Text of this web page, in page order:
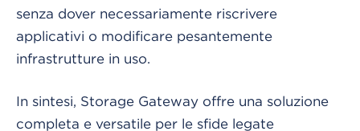
senza dover necessariamente riscrivere
applicativi o modificare pesantemente
infrastrutture in uso.
In sintesi, Storage Gateway offre una soluzione
completa e versatile per le sfide legate